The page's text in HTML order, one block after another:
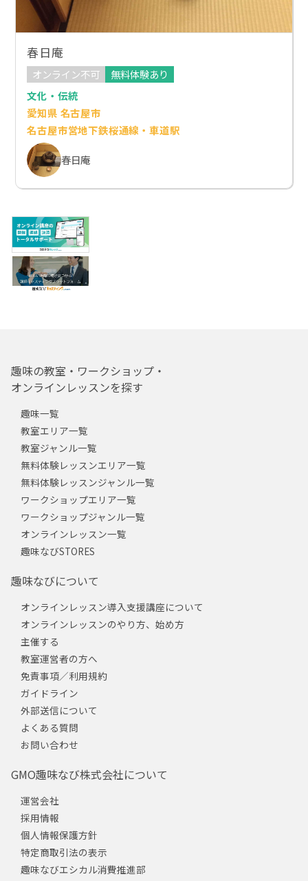
春日庵
オンライン不可
無料体験あり
文化・伝統
愛知県 名古屋市
名古屋市営地下鉄桜通線・車道駅
春日庵
趣味の教室・ワークショップ・
オンラインレッスンを探す
趣味一覧
教室エリア一覧
教室ジャンル一覧
無料体験レッスンエリア一覧
無料体験レッスンジャンル一覧
ワークショップエリア一覧
ワークショップジャンル一覧
オンラインレッスン一覧
趣味なびSTORES
趣味なびについて
オンラインレッスン導入支援講座について
オンラインレッスンのやり方、始め方
主催する
教室運営者の方へ
免責事項／利用規約
ガイドライン
外部送信について
よくある質問
お問い合わせ
GMO趣味なび株式会社について
運営会社
採用情報
個人情報保護方針
特定商取引法の表示
趣味なびエシカル消費推進部